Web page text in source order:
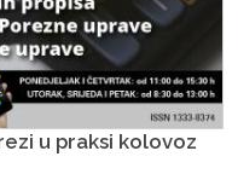
u praksi kolovoz